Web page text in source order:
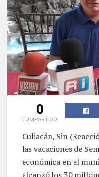
0
COMPARTIDO
Culiacán, Sin
las vacaciones de
económica en el
alcanzó los 30